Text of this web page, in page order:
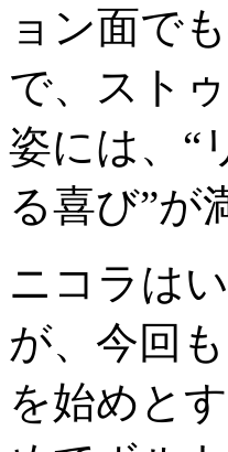
ョン面で
で、スト
姿には、“
る喜び”が
ニコラは
が、今回
を始めと